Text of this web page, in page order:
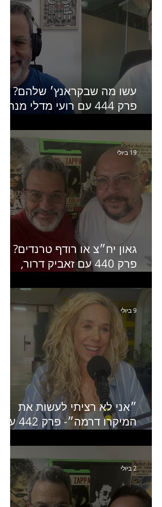
עשו מה שבקראנץ׳ שלהם?
פרק 444 עם רועי מדלי מנהל
האחרון של קראנץ׳
גאון יח״צ או רודף טרנדים?
פרק 440 עם זאביק דרור,
ותקשורת
19 ביולי
״אני לא רציתי לעשות את
המיקרו דרמה״- פרק 442 עם
של יד2
9 ביולי
2 ביולי